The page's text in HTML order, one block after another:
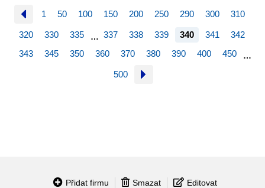
1 50 100 150 200 250 290 300 310
320 330 335 … 337 338 339 340 341
342
343
345 350 360 370 380 390 400 450 …
500
Přidat firmu Smazat
Editovat